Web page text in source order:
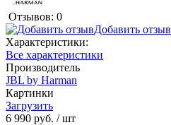
Отзывов: 0
Добавить отзыв
Характеристики:
Все характеристики
Производитель
JBL by Harman
Картинки
Загрузить
6 990 руб. / шт